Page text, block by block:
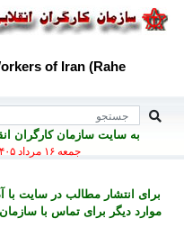
of Iran (Rahe
به سايت سازمان کارگران
جمعه ۱۶ مرداد ۱۴۰۵ برابر با ۰۷ اگوست ۲۰۲۶
برای انتشار مطالب در سايت
موارد ديگر برای تماس با